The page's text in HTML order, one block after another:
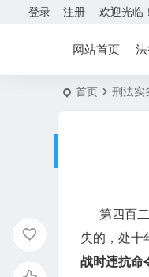
欢迎光临！
登录 注册
网站首页
首页 刑法实
第四百二
失的，处十
战时违抗命